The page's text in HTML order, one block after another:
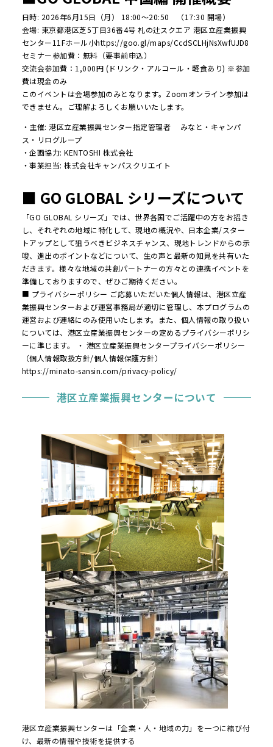
日時: 2026年6月15日（月） 18:00〜20:50 （17:30 開場）
会場: 東京都港区芝5丁目36番4号 札の辻スクエア 港区立産業振興
センター11Fホール小https://goo.gl/maps/CcdSCLHjNsXwfUJD8
セミナー参加費：無料（要事前申込）
交流会参加費：1,000円 (ドリンク・アルコール・軽食あり) ※参加
費は現金のみ
このイベントは会場参加のみとなります。Zoomオンライン参加は
できません。ご理解よろしくお願いいたします。
・主催: 港区立産業振興センター指定管理者 みなと・キャンパ
ス・リログループ
・企画協力: KENTOSHI 株式会社
・事業担当: 株式会社キャンパスクリエイト
■ GO GLOBAL シリーズについて
「GO GLOBAL シリーズ」では、世界各国でご活躍中の方をお招き
し、それぞれの地域に特化して、現地の概況や、日本企業/スター
トアップとして狙うべきビジネスチャンス、現地トレンドからの示
唆、進出のポイントなどについて、生の声と最新の知見を共有いた
だきます。様々な地域の共創パートナーの方々との連携イベントを
準備しておりますので、ぜひご期待ください。
■ プライバシーポリシー ご応募いただいた個人情報は、港区立産
業振興センターおよび運営事務局が適切に管理し、本プログラムの
運営および連絡にのみ使用いたします。また、個人情報の取り扱い
については、港区立産業振興センターの定めるプライバシーポリシ
ーに準じます。 ・ 港区立産業振興センタープライバシーポリシー
（個人情報取扱方針/個人情報保護方針）
https://minato-sansin.com/privacy-policy/
港区立産業振興センターについて
港区立産業振興センターは「企業・人・地域の力」を一つに結び付
け、最新の情報や技術を提供する